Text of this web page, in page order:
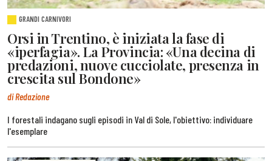
GRANDI CARNIVORI
Orsi in Trentino, è iniziata la fase di
«iperfagia». La Provincia: «Una decina di
predazioni, nuove cucciolate, presenza in
crescita sul Bondone»
di Redazione
I forestali indagano sugli episodi in Val di Sole, l'obiettivo: individuare
l'esemplare